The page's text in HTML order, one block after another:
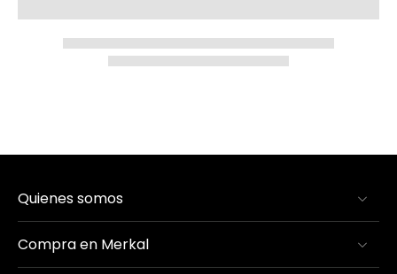
Quienes somos
Compra en Merkal